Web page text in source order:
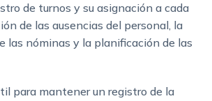
de turnos y su asignación a cada
de las ausencias del personal, la
las nóminas y la planificación de las
para mantener un registro de la